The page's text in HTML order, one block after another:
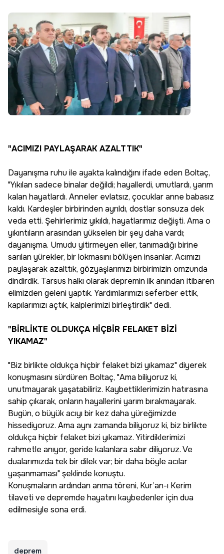
"ACIMIZI PAYLAŞARAK AZALTTIK"
Dayanışma ruhu ile ayakta kalındığını ifade eden Boltaç,
"Yıkılan sadece binalar değildi; hayallerdi, umutlardı, yarım
kalan hayatlardı. Anneler evlatsız, çocuklar anne babasız
kaldı. Kardeşler birbirinden ayrıldı, dostlar sonsuza dek
veda etti. Şehirlerimiz yıkıldı, hayatlarımız değişti. Ama o
yıkıntıların arasından yükselen bir şey daha vardı;
dayanışma. Umudu yitirmeyen eller, tanımadığı birine
sarılan yürekler, bir lokmasını bölüşen insanlar. Acımızı
paylaşarak azalttık, gözyaşlarımızı birbirimizin omzunda
dindirdik. Tarsus halkı olarak depremin ilk anından itibaren
elimizden geleni yaptık. Yardımlarımızı seferber ettik,
kapılarımızı açtık, kalplerimizi birleştirdik" dedi.
"BİRLİKTE OLDUKÇA HİÇBİR FELAKET BİZİ
YIKAMAZ"
"Biz birlikte oldukça hiçbir felaket bizi yıkamaz" diyerek
konuşmasını sürdüren Boltaç, "Ama biliyoruz ki,
unutmayarak yaşatabiliriz. Kaybettiklerimizin hatırasına
sahip çıkarak, onların hayallerini yarım bırakmayarak.
Bugün, o büyük acıyı bir kez daha yüreğimizde
hissediyoruz. Ama aynı zamanda biliyoruz ki, biz birlikte
oldukça hiçbir felaket bizi yıkamaz. Yitirdiklerimizi
rahmetle anıyor, geride kalanlara sabır diliyoruz. Ve
dualarımızda tek bir dilek var; bir daha böyle acılar
yaşanmaması" şeklinde konuştu.
Konuşmaların ardından anma töreni, Kur’an-ı Kerim
tilaveti ve depremde hayatını kaybedenler için dua
edilmesiyle sona erdi.
deprem